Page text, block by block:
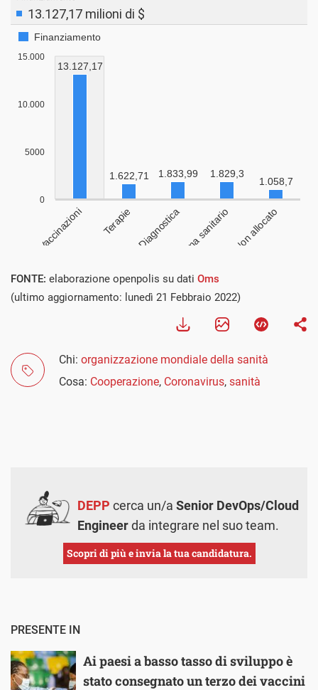
FONTE: elaborazione openpolis su dati Oms
(ultimo aggiornamento: lunedì 21 Febbraio 2022)
Chi: organizzazione mondiale della sanità
Cosa: Cooperazione, Coronavirus, sanità
DEPP cerca un/a Senior DevOps/Cloud
Engineerda integrare nel suo team.
Scopri di più e invia la tua candidatura.
PRESENTE IN
Ai paesi a basso tasso di sviluppo è
stato consegnato un terzo dei vaccini